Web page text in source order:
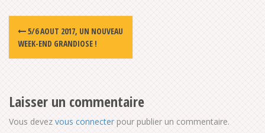
Post
navigation
5/6 AOUT 2017, UN NOUVEAU
WEEK-END GRANDIOSE !
Laisser un commentaire
Vous devez vous connecter pour publier un commentaire.